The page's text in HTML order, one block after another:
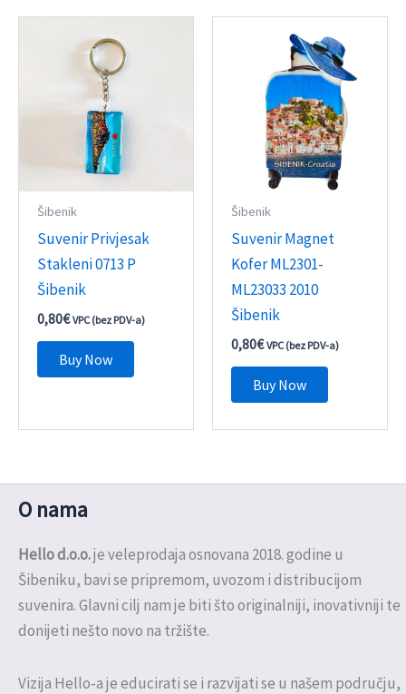
Šibenik
Suvenir Privjesak
Stakleni 0713 P
Šibenik
0,80€ VPC (bez PDV-a)
Buy Now
Šibenik
Suvenir Magnet
Kofer ML2301-
ML23033 2010
Šibenik
0,80€ VPC (bez PDV-a)
Buy Now
O nama
Hello d.o.o.je veleprodaja osnovana 2018. godine u
Šibeniku, bavi se pripremom, uvozom i distribucijom
suvenira. Glavni cilj nam je biti što originalniji, inovativniji te
donijeti nešto novo na tržište.
Vizija Hello-a je educirati se i razvijati se u našem području,